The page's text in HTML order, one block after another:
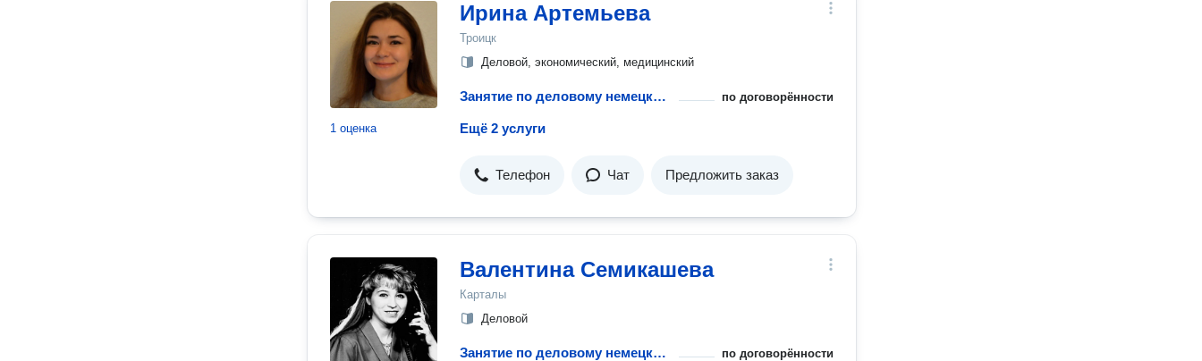
1 оценка
Ирина Артемьева
Троицк
Деловой, экономический, медицинский
Занятие по деловому немецкому с репетитором по договорённости
Ещё 2 услуги
Телефон Чат Предложить заказ
Валентина Семикашева
Карталы
Деловой
Занятие по деловому немецкому с репетитором по договорённости